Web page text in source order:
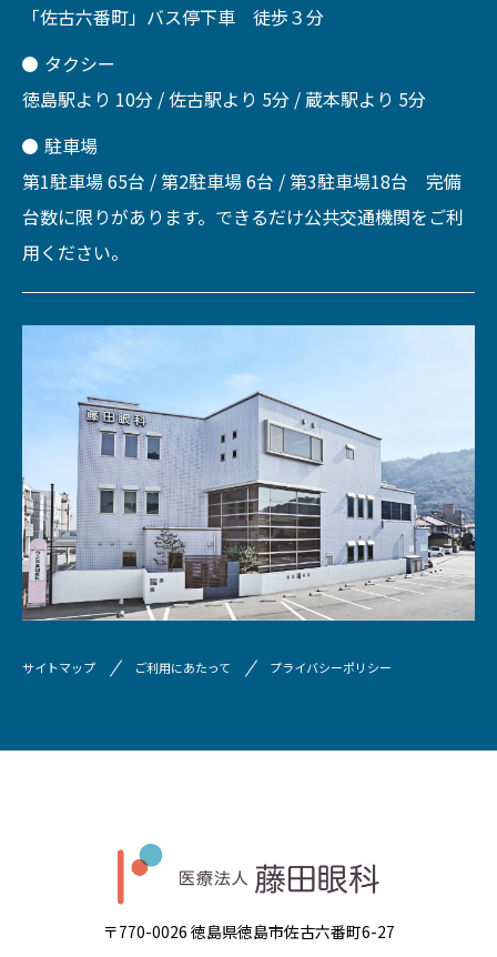
「佐古六番町」バス停下車 徒歩３分
タクシー
徳島駅より 10分 / 佐古駅より 5分 / 蔵本駅より 5分
駐車場
第1駐車場 65台 / 第2駐車場 6台 / 第3駐車場18台 完備
台数に限りがあります。できるだけ公共交通機関をご利
用ください。
サイトマップ ご利用にあたって プライバシーポリシー
〒770-0026 徳島県徳島市佐古六番町6-27